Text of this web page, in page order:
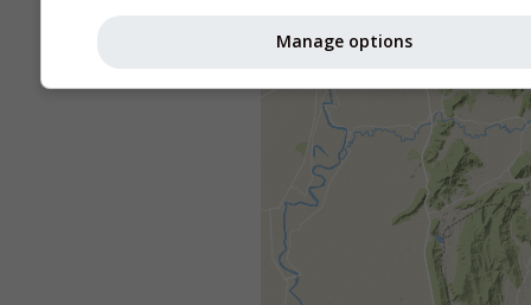
Manage options